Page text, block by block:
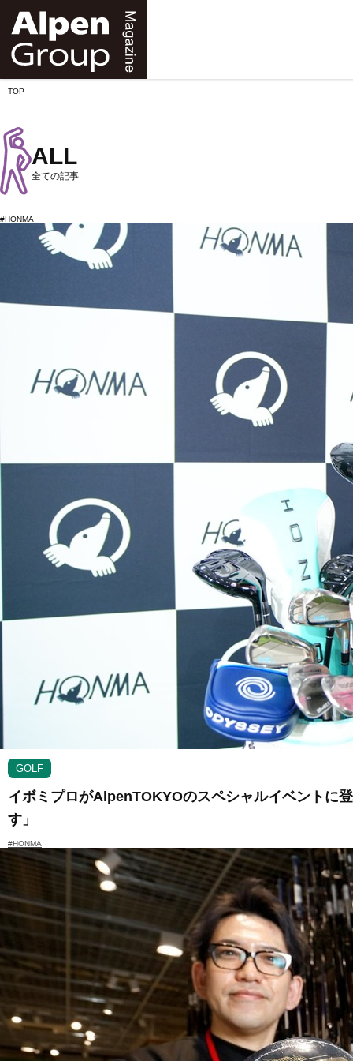
TOP
ALL
全ての記事
#HONMA
GOLF
イボミプロがAlpenTOKYOのスペシャルイベントに
す」
#HONMA